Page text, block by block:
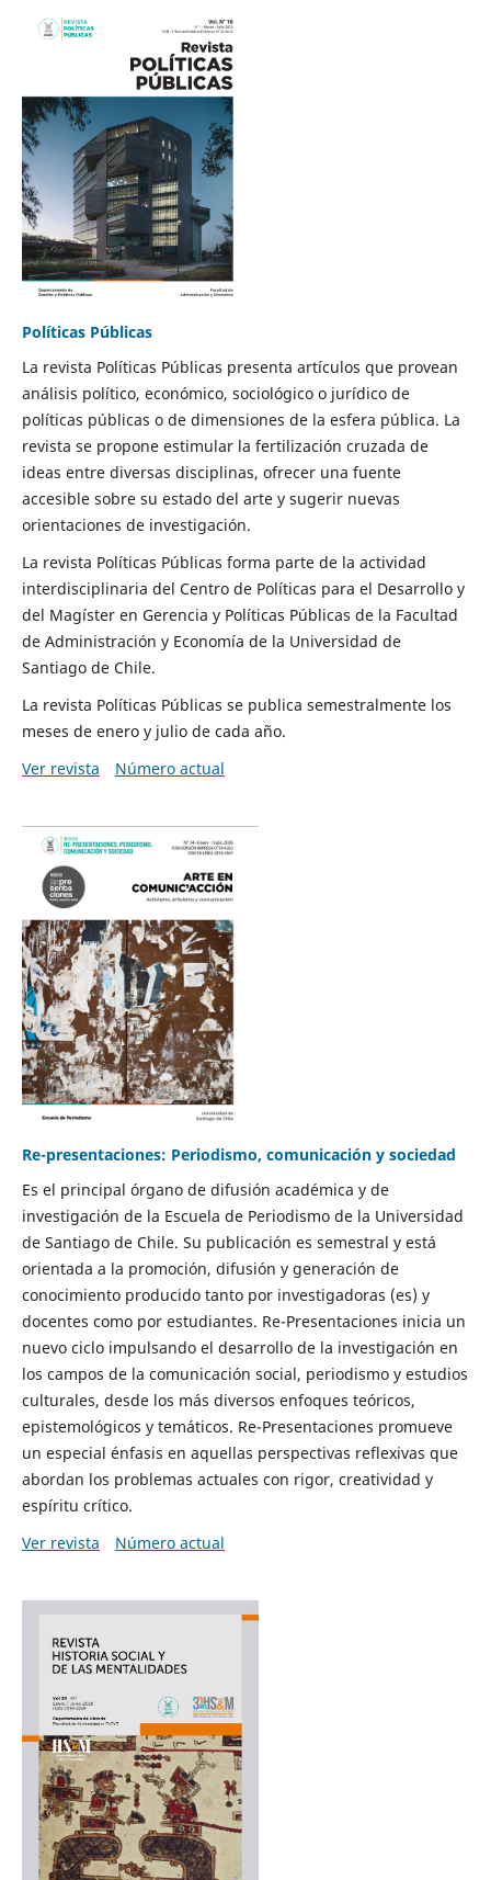
Políticas Públicas
La revista Políticas Públicas presenta artículos que provean
análisis político, económico, sociológico o jurídico de
políticas públicas o de dimensiones de la esfera pública. La
revista se propone estimular la fertilización cruzada de
ideas entre diversas disciplinas, ofrecer una fuente
accesible sobre su estado del arte y sugerir nuevas
orientaciones de investigación.
La revista Políticas Públicas forma parte de la actividad
interdisciplinaria del Centro de Políticas para el Desarrollo y
del Magíster en Gerencia y Políticas Públicas de la Facultad
de Administración y Economía de la Universidad de
Santiago de Chile.
La revista Políticas Públicas se publica semestralmente los
meses de enero y julio de cada año.
Ver revista
Número actual
Re-presentaciones: Periodismo, comunicación y sociedad
Es el principal órgano de difusión académica y de
investigación de la Escuela de Periodismo de la Universidad
de Santiago de Chile. Su publicación es semestral y está
orientada a la promoción, difusión y generación de
conocimiento producido tanto por investigadoras (es) y
docentes como por estudiantes. Re-Presentaciones inicia un
nuevo ciclo impulsando el desarrollo de la investigación en
los campos de la comunicación social, periodismo y estudios
culturales, desde los más diversos enfoques teóricos,
epistemológicos y temáticos. Re-Presentaciones promueve
un especial énfasis en aquellas perspectivas reflexivas que
abordan los problemas actuales con rigor, creatividad y
espíritu crítico.
Ver revista
Número actual